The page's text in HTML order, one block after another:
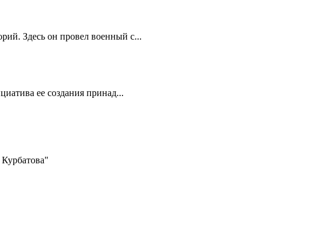
Здесь он провел военный с...
ее создания принад...